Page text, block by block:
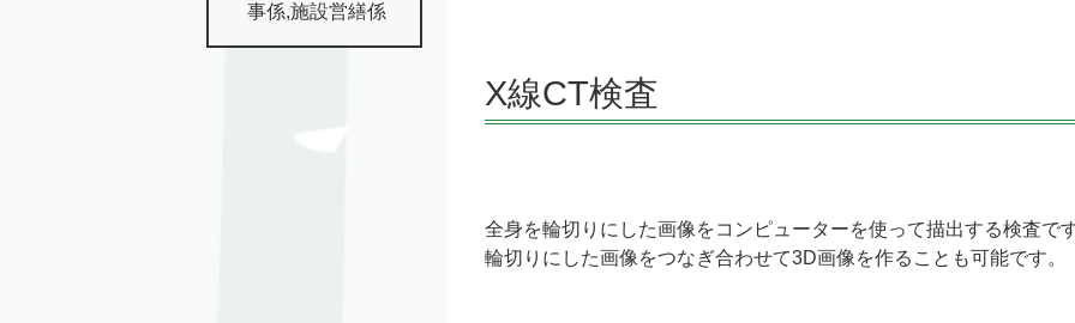
事係,施設営繕係
X線CT検査
全身を輪切りにした画像をコンピューターを使って描出する検査で
輪切りにした画像をつなぎ合わせて3D画像を作ることも可能です。